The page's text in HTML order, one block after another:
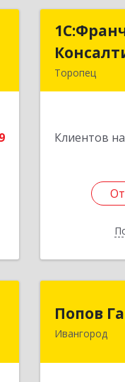
Торопец
Клиентов
Попов
Ивангород